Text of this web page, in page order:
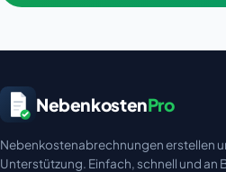
NebenkostenPro
Nebenkostenabrechnungen erstellen
Unterstützung. Einfach, schnell und an